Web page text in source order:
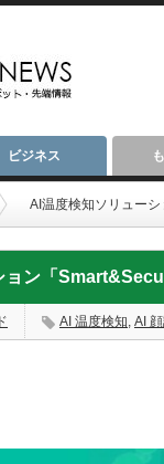
ビジネス
AI温度検知ソリュー
ョン「
AI 温度検知, AI